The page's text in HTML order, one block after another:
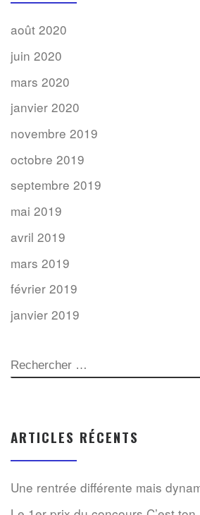
août 2020
juin 2020
mars 2020
janvier 2020
novembre 2019
octobre 2019
septembre 2019
mai 2019
avril 2019
mars 2019
février 2019
janvier 2019
SEARCH
ARTICLES RÉCENTS
Une rentrée différente mais